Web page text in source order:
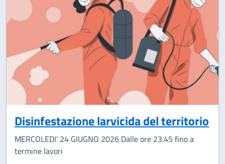
Disinfestazione larvicida del territorio
MERCOLEDI’ 24 GIUGNO 2026 Dalle ore 23.45 fino a
termine lavori